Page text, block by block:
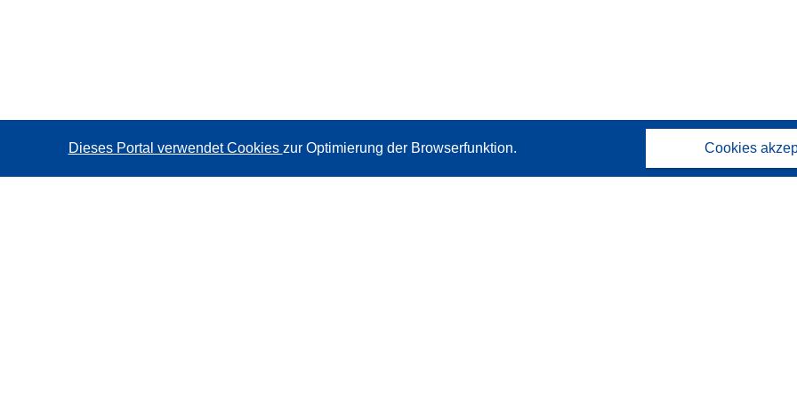
Dieses Portal verwendet Cookies zur Optimierung der Browserfunktion. Cookies